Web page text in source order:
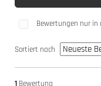
Bewertungen nur in
Sortiert nach
1 Bewertung